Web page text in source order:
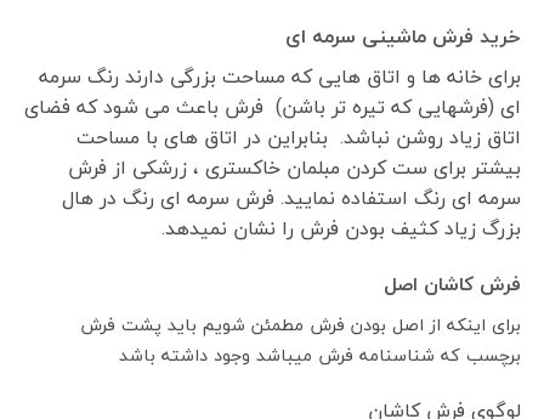
خرید فرش ماشینی سرمه ای
برای خانه ها و اتاق هایی که مساحت بزرگی دارند رنگ سرمه
ای (فرشهایی که تیره تر باشن) فرش باعث می شود که فضای
اتاق زیاد روشن نباشد. بنابراین در اتاق های با مساحت
بیشتر برای ست کردن مبلمان خاکستری ، زرشکی از فرش
سرمه ای رنگ استفاده نمایید. فرش سرمه ای رنگ در هال
بزرگ زیاد کثیف بودن فرش را نشان نمیدهد.
فرش کاشان اصل
برای اینکه از اصل بودن فرش مطمئن شویم باید پشت فرش
برچسب که شناسنامه فرش میباشد وجود داشته باشد
لوگوی فرش کاشان